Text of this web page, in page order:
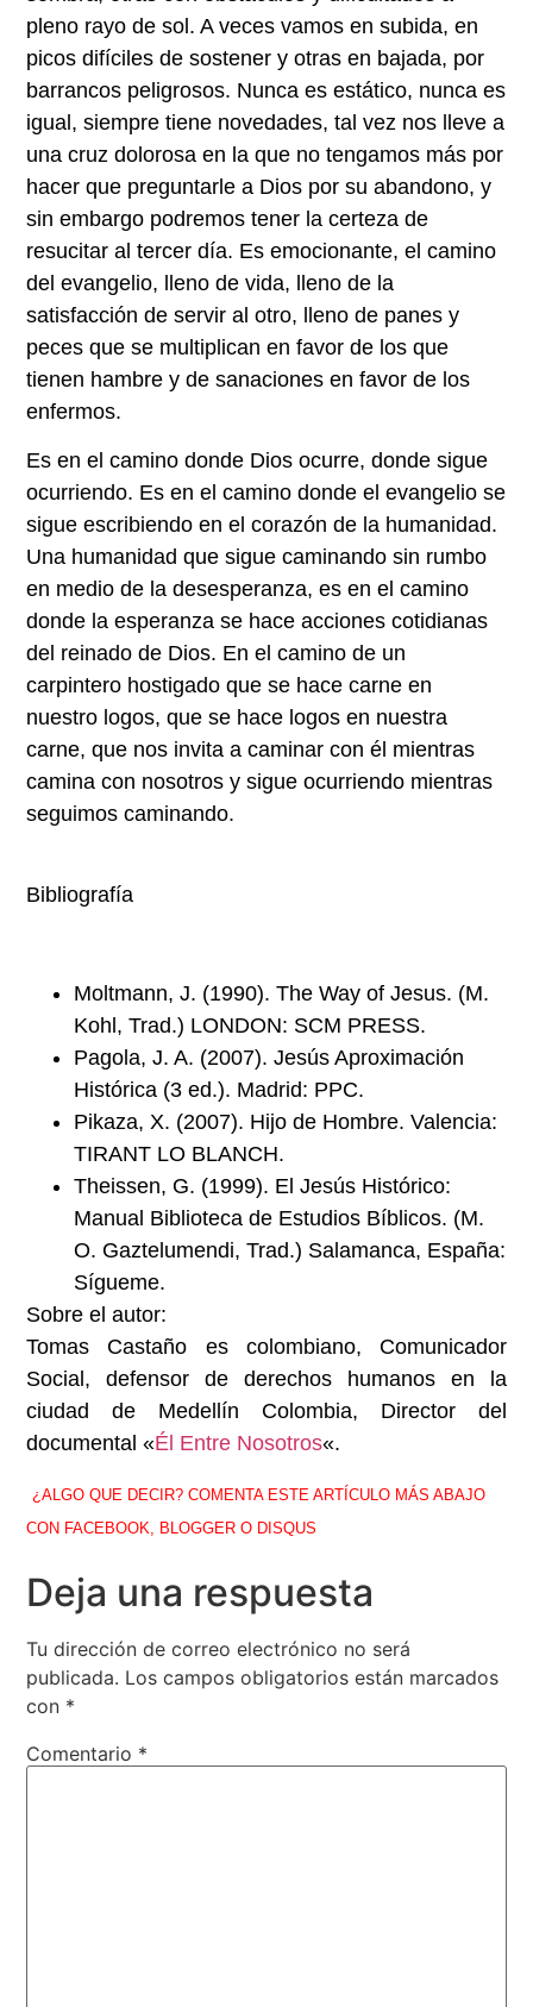
pleno rayo de sol. A veces vamos en subida, en
picos difíciles de sostener y otras en bajada, por
barrancos peligrosos. Nunca es estático, nunca es
igual, siempre tiene novedades, tal vez nos lleve a
una cruz dolorosa en la que no tengamos más por
hacer que preguntarle a Dios por su abandono, y
sin embargo podremos tener la certeza de
resucitar al tercer día. Es emocionante, el camino
del evangelio, lleno de vida, lleno de la
satisfacción de servir al otro, lleno de panes y
peces que se multiplican en favor de los que
tienen hambre y de sanaciones en favor de los
enfermos.
Es en el camino donde Dios ocurre, donde sigue
ocurriendo. Es en el camino donde el evangelio se
sigue escribiendo en el corazón de la humanidad.
Una humanidad que sigue caminando sin rumbo
en medio de la desesperanza, es en el camino
donde la esperanza se hace acciones cotidianas
del reinado de Dios. En el camino de un
carpintero hostigado que se hace carne en
nuestro logos, que se hace logos en nuestra
carne, que nos invita a caminar con él mientras
camina con nosotros y sigue ocurriendo mientras
seguimos caminando.
Bibliografía
Moltmann, J. (1990). The Way of Jesus. (M.
Kohl, Trad.) LONDON: SCM PRESS.
Pagola, J. A. (2007). Jesús Aproximación
Histórica (3 ed.). Madrid: PPC.
Pikaza, X. (2007). Hijo de Hombre. Valencia:
TIRANT LO BLANCH.
Theissen, G. (1999). El Jesús Histórico:
Manual Biblioteca de Estudios Bíblicos. (M.
O. Gaztelumendi, Trad.) Salamanca, España:
Sígueme.
Sobre el autor:
Tomas Castaño es colombiano, Comunicador
Social, defensor de derechos humanos en la
ciudad de Medellín Colombia, Director del
documental «Él Entre Nosotros«.
¿ALGO QUE DECIR? COMENTA ESTE ARTÍCULO MÁS ABAJO
CON FACEBOOK, BLOGGER O DISQUS
Deja una respuesta
Tu dirección de correo electrónico no será
publicada. Los campos obligatorios están marcados
con *
Comentario *